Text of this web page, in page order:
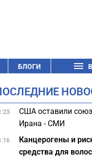
БЛОГИ
США оставили
Ирана - СМИ
Канцерогены и
средства для